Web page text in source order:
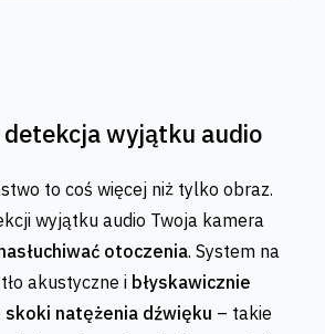
wyjątku audio
to coś więcej niż tylko obraz.
wyjątku audio Twoja kamera
otoczenia. System na
akustyczne i błyskawicznie
skoki natężenia dźwięku – takie